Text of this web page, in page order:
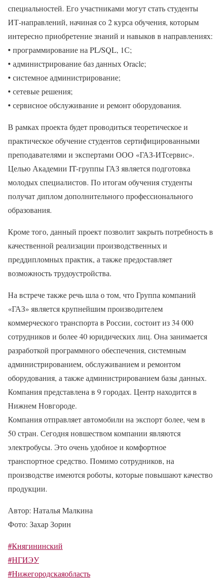
специальностей. Его участниками могут стать студенты
ИТ-направлений, начиная со 2 курса обучения, которым
интересно приобретение знаний и навыков в направлениях:
• программирование на PL/SQL, 1С;
• администрирование баз данных Oracle;
• системное администрирование;
• сетевые решения;
• сервисное обслуживание и ремонт оборудования.
В рамках проекта будет проводиться теоретическое и
практическое обучение студентов сертифицированными
преподавателями и экспертами ООО «ГАЗ-ИТсервис».
Целью Академии IT-группы ГАЗ является подготовка
молодых специалистов. По итогам обучения студенты
получат диплом дополнительного профессионального
образования.
Кроме того, данный проект позволит закрыть потребность в
качественной реализации производственных и
преддипломных практик, а также предоставляет
возможность трудоустройства.
На встрече также речь шла о том, что Группа компаний
«ГАЗ» является крупнейшим производителем
коммерческого транспорта в России, состоит из 34 000
сотрудников и более 40 юридических лиц. Она занимается
разработкой программного обеспечения, системным
администрированием, обслуживанием и ремонтом
оборудования, а также администрированием базы данных.
Компания представлена в 9 городах. Центр находится в
Нижнем Новгороде.
Компания отправляет автомобили на экспорт более, чем в
50 стран. Сегодня новшеством компании являются
электробусы. Это очень удобное и комфортное
транспортное средство. Помимо сотрудников, на
производстве имеются роботы, которые повышают качество
продукции.
Автор: Наталья Малкина
Фото: Захар Зорин
#Княгининский
#НГИЭУ
#Нижегородскаяобласть